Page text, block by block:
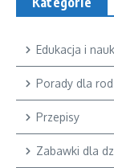
Edukacja i
Porady dla
Przepisy
Zabawki dla